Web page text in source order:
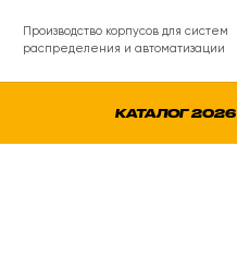
Производство корпусов для систем
распределения и автоматизации
КАТАЛОГ 2026